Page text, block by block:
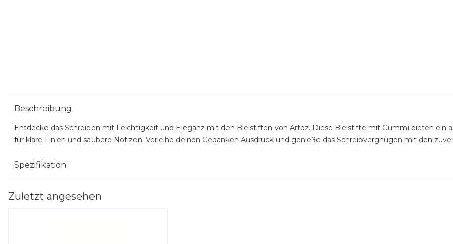
Beschreibung
Entdecke das Schreiben mit Leichtigkeit und Eleganz mit den Bleistiften von Artoz. Diese Bleistifte mit Gummi bieten ein
für klare Linien und saubere Notizen. Verleihe deinen Gedanken Ausdruck und genieße das Schreibvergnügen mit den
Spezifikation
Zuletzt angesehen